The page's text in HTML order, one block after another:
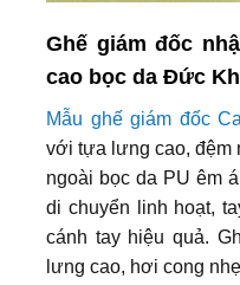
Ghế giám đốc
cao bọc da Đức
Mẫu ghế giám đốc
với tựa lưng cao, đệm
ngoài bọc da PU êm
di chuyển linh hoạt,
cánh tay hiệu quả.
lưng cao, hơi cong